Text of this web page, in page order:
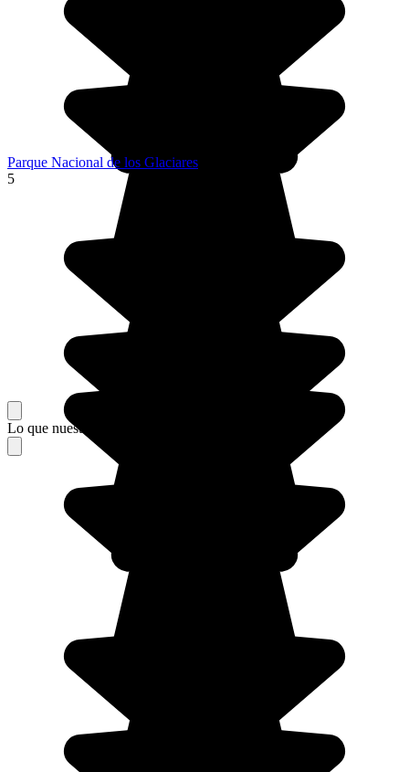
Parque Nacional de los Glaciares
5
Lo que nuestros viajeros piensan de su estancia